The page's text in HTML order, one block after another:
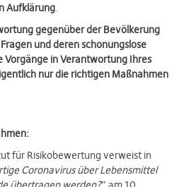
Aufklärung.
gegenüber der Bevölkerung
und deren schonungslose
Vorgänge in Verantwortung Ihres
nur die richtigen Maßnahmen
für Risikobewertung verweist in
Coronavirus über Lebensmittel